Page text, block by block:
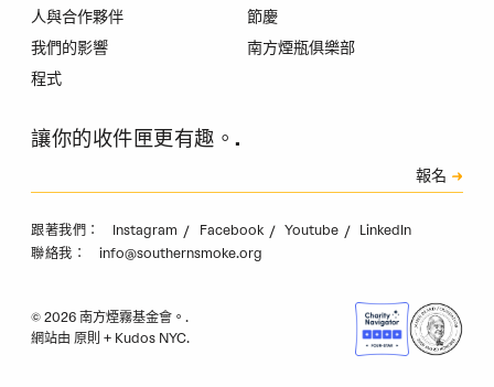
人與合作夥伴
我們的影響
程式
節慶
南方煙瓶俱樂部
讓你的收件匣更有趣。.
驗證碼
報名
跟著我們： Instagram Facebook Youtube LinkedIn
聯絡我： info@southernsmoke.org
© 2026 南方煙霧基金會。.
網站由 原則 + Kudos NYC.